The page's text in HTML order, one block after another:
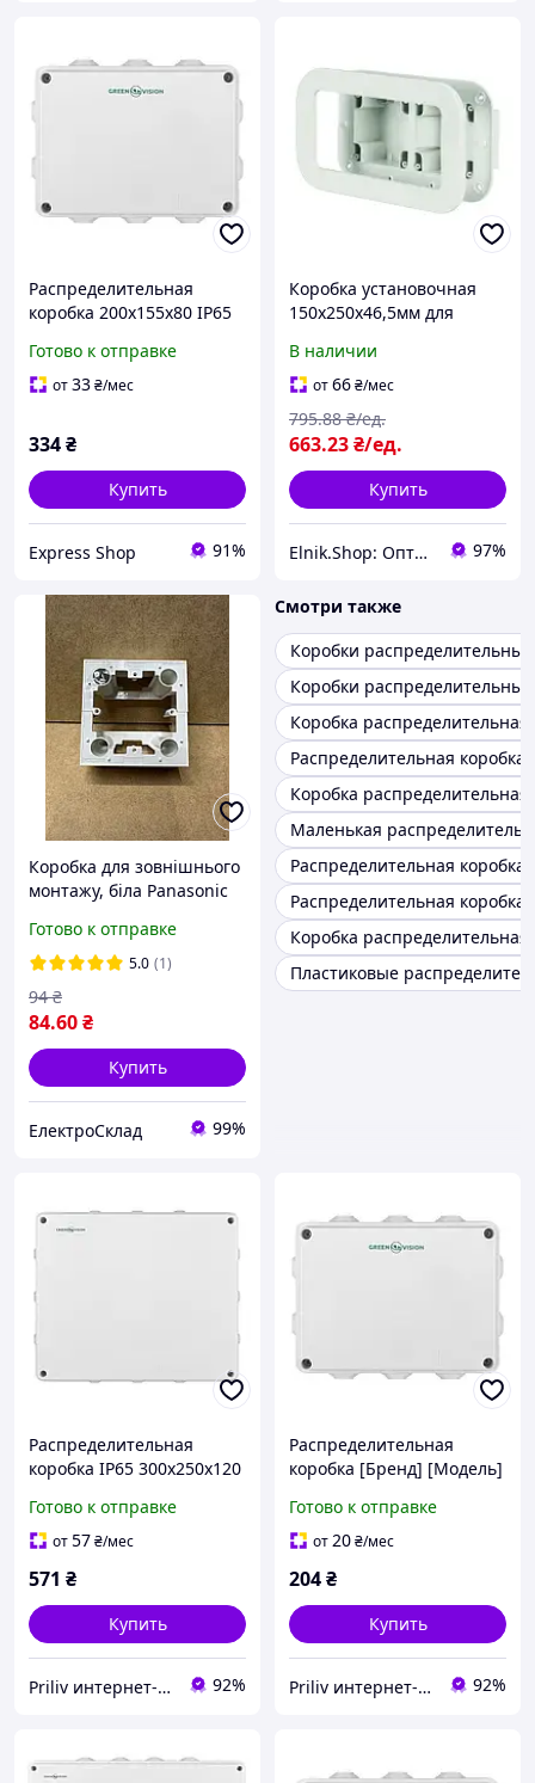
Распределительная
коробка 200х155х80 IP65
для наружного монтажа
Готово к отправке
от33₴/мес
334₴
Купить
Express Shop 91%
Коробка установочная
150x250x46,5мм для
розетку 95х95мм
[DIS137122] Quadro ДКС
В наличии
от66₴/мес
663.23₴/ед.
795.88 ₴/ед.
Купить
Elnik.Shop: Оптово-розничная компания 97%
Коробка для зовнішнього
монтажу, біла Panasonic
Готово к отправке
5.0 (1)
84.60₴
94 ₴
Купить
ЕлектроСклад 99%
Смотри также
Коробки распределительные
Коробки
Коробка
Распределительная коробка
Коробка
Маленькая
Распределительная коробка
Распределительная коробка
Коробка
Пластиковые
Распределительная
коробка IP65 300х250х120
выводов 0.96 кг
Готово к отправке
от57₴/мес
571 ₴
Купить
Priliv интернет-магазин 92%
Распределительная
коробка [Бренд] [Модель]
резинками 7 выходов
Готово к отправке
от20₴/мес
204₴
Купить
Priliv интернет-магазин 92%